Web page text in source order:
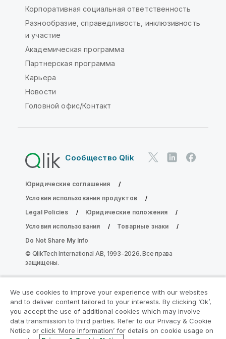
Корпоративная социальная ответственность
Разнообразие, справедливость, инклюзивность
и участие
Академическая программа
Партнерская программа
Карьера
Новости
Головной офис/Контакт
Сообщество Qlik
Юридические соглашения
Условия использования продуктов
Legal Policies
Юридические положения
Условия использования
Товарные знаки
Do Not Share My Info
© QlikTech International AB, 1993-2026. Все права
защищены.
Присоединяйтесь к программе
модернизации аналитики
Модернизируйте ваши важные приложения QlikView
We use cookies to improve your experience with our websites
and to deliver content tailored to your interests. By clicking ‘Ok’,
you accept the use of additional cookies which may involve
data transmission to third parties. Refer to our Privacy & Cookie
Notice or click ‘More Information’ for details on cookie usage on